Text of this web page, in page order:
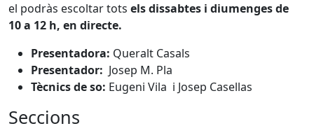
el podràs escoltar tots els dissabtes i diumenges de
10 a 12 h, en directe.
Presentadora: Queralt Casals
Presentador: Josep M. Pla
Tècnics de so: Eugeni Vila i Josep Casellas
Seccions